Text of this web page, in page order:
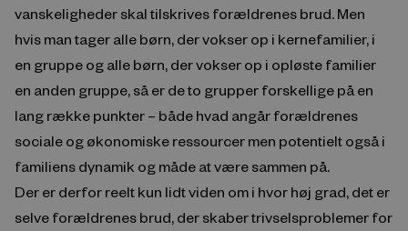
vanskeligheder skal tilskrives forældrenes brud. Men
hvis man tager alle børn, der vokser op i kernefamilier, i
en gruppe og alle børn, der vokser op i opløste familier
en anden gruppe, så er de to grupper forskellige på en
lang række punkter – både hvad angår forældrenes
sociale og økonomiske ressourcer men potentielt også i
familiens dynamik og måde at være sammen på.
Der er derfor reelt kun lidt viden om i hvor høj grad, det er
selve forældrenes brud, der skaber trivselsproblemer for